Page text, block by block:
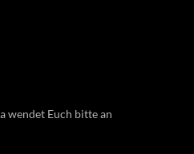
wendet Euch bitte an